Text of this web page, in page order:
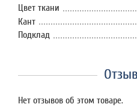
Цвет ткани
Кант
Подклад
Нет отзывов об этом товаре.